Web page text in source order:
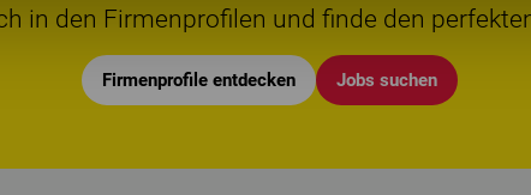
in den Firmenprofilen und finde den
Firmenprofile entdecken Jobs suchen